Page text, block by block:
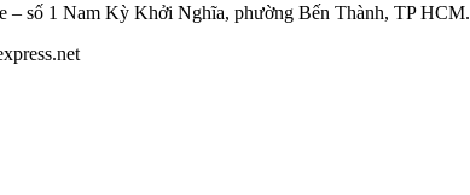
– số 1 Nam Kỳ Khởi Nghĩa, phường Bến Thành, TP HCM.